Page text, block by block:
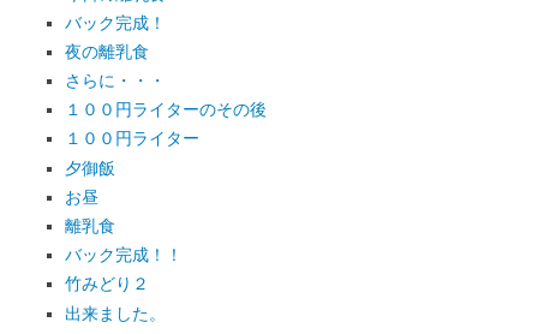
バック完成！
夜の離乳食
さらに・・・
１００円ライターのその後
１００円ライター
夕御飯
お昼
離乳食
バック完成！！
竹みどり２
出来ました。